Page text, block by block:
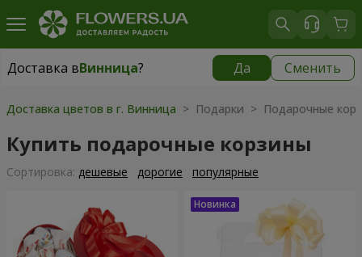
Доставка вВинница? Да Сменить
Доставка вВинница|
Доставка цветов в г. Винница > Подарки > Подарочные
Купить подарочные корзины
Cортировка: дешевые дорогие популярные